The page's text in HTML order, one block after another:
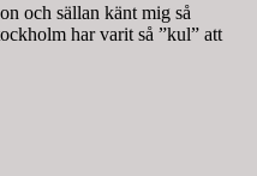
och sällan känt mig så
har varit så ”kul” att